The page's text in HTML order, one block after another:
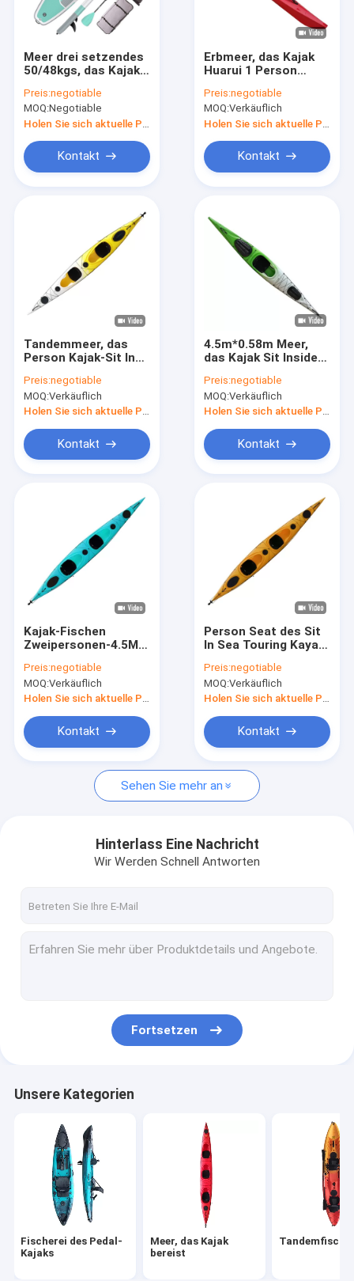
Über uns
Fabrik-Ausflug
Fordern Sie ein Zitat
Fischerei des Pedal-Kajaks
Meer, das Kajak bereist
Fuß-Pedal-Kajak
Sit On Top Kayak
Das Reisen schlürft Brett
Meer drei setzendes
50/48kgs, das Kajak-
genehmigt bereist
Preis:negotiable
MOQ:Negotiable
Kontakt
Erbmeer, das Kajak
Huarui 1 Person
bereist
Preis:negotiable
MOQ:Verkäuflich
Kontakt
Tandemmeer, das
Person Kajak-Sit In
Grad 529 lbs bereist
Preis:negotiable
MOQ:Verkäuflich
Holen Sie sich aktuelle Preis
Kontakt
4.5m*0.58m Meer,
das Kajak Sit Inside
bereist
Preis:negotiable
MOQ:Verkäuflich
Holen Sie sich aktuelle Preis
Kontakt
Kajak-Fischen
Zweipersonen-4.5MM
Kayaks Huarui
Preis:negotiable
MOQ:Verkäuflich
Holen Sie sich aktuelle Preis
Kontakt
Person Seat des Sit
In Sea Touring Kayak-
Familie
Preis:negotiable
MOQ:Verkäuflich
Holen Sie sich aktuelle Preis
Kontakt
Sehen Sie mehr an
Hinterlass Eine Nachricht
Wir Werden Schnell Antworten
Fortsetzen
Unsere Kategorien
Fischerei des Pedal-
Kajaks
Meer, das Kajak
bereist